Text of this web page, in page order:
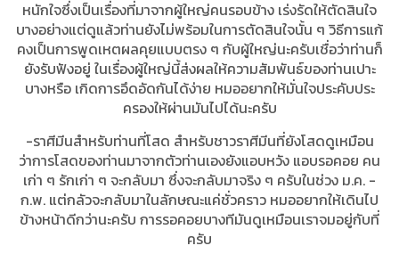
หนักใจซึ่งเป็นเรื่องที่มาจากผู้ใหญ่คนรอบข้าง เร่งรัดให้ตัดสินใจ
บางอย่างแต่ดูแล้วท่านยังไม่พร้อมในการตัดสินใจนั้น ๆ วิธีการแก้
คงเป็นการพูดเหตผลคุยแบบตรง ๆ กับผู้ใหญ่นะครับเชื่อว่าท่านก็
ยังรับฟังอยู่ ในเรื่องผู้ใหญ่นี้ส่งผลให้ความสัมพันธ์ของท่านเปาะ
บางหรือ เกิดการอึดอัดกันได้ง่าย หมออยากให้มั่นใจประคับประ
ครองให้ผ่านมันไปได้นะครับ
-ราศีมีนสำหรับท่านที่โสด สำหรับชาวราศีมีนที่ยังโสดดูเหมือน
ว่าการโสดของท่านมาจากตัวท่านเองยังแอบหวัง แอบรอคอย คน
เก่า ๆ รักเก่า ๆ จะกลับมา ซึ่งจะกลับมาจริง ๆ ครับในช่วง ม.ค. -
ก.พ. แต่กลัวจะกลับมาในลักษณะแค่ชั่วคราว หมออยากให้เดินไป
ข้างหน้าดีกว่านะครับ การรอคอยบางทีมันดูเหมือนเราจมอยู่กับที่
ครับ